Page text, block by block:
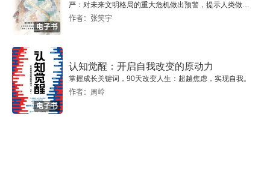
电子书
严：对未来文明格局的重大危机做出预警，提示人类做出
智慧的选择。
作者：张笑宇
电子书
认知觉醒：开启自我改变的原动力
掌握成长关键词，90天改变人生：超越焦虑，实现自我。
作者：周岭